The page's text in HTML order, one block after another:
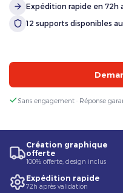
Expédition rapide en 72h
12 supports disponibles
Sans engagement · Réponse
Création graphique
offerte
100% offerte, design inclus
Expédition rapide
72h après validation